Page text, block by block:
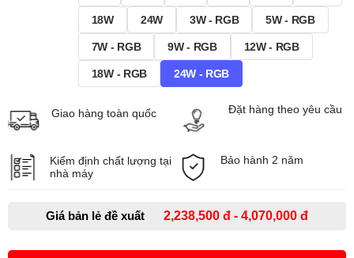
18W 24W 3W - RGB 5W - RGB
7W - RGB 9W - RGB 12W - RGB
18W - RGB 24W - RGB
Giao hàng toàn quốc Đặt hàng theo yêu cầu
Kiểm định chất lượng tại
nhà máy
Bảo hành 2 năm
Giá bản lẻ đề xuất 2,238,500 đ - 4,070,000 đ